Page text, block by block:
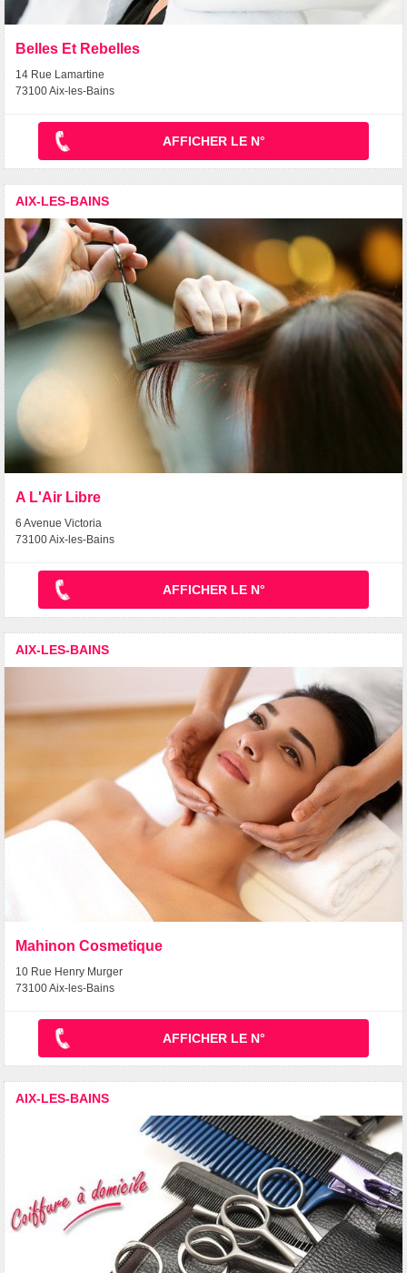
Belles Et Rebelles
14 Rue Lamartine
73100 Aix-les-Bains
AFFICHER LE N°
AIX-LES-BAINS
A L'Air Libre
6 Avenue Victoria
73100 Aix-les-Bains
AFFICHER LE N°
AIX-LES-BAINS
Mahinon Cosmetique
10 Rue Henry Murger
73100 Aix-les-Bains
AFFICHER LE N°
AIX-LES-BAINS